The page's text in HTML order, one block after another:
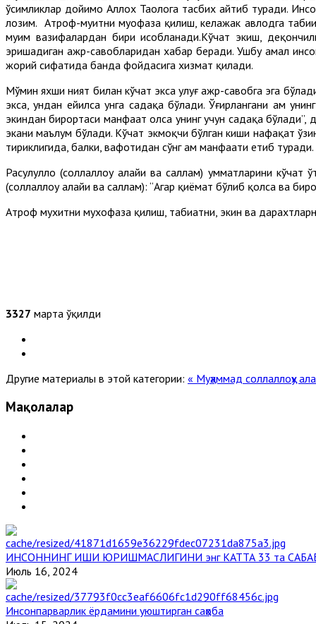
ўсимликлар дойимо Аллох Таолога тасбих айтиб туради.
лозим. Атроф-муҳитни муҳофаза қилиш, келажак авлодга
муҳим вазифалардан бири ҳисобланади.Кўчат экиш,
эришадиган ажр-савобларидан хабар беради. Ушбу амал
жорий сифатида банда фойдасига хизмат қилади.
Мўмин яхши ният билан кўчат экса улуғ ажр-савобга эга
экса, ундан ейилса унга садақа бўлади. Ўғирлангани ҳам
экиндан бирортаси манфаат олса унинг учун садақа
экани маълум бўлади. Кўчат экмоқчи бўлган киши нафақат
тириклигида, балки, вафотидан сўнг ҳам манфаати етиб туради.
Расулуллоҳ (соллаллоҳу алайҳи ва саллам) умматларини
(соллаллоҳу алайҳи ва саллам): “Агар қиёмат бўлиб қолса ва
Атроф мухитни мухофаза қилиш, табиатни, экин ва
3327 марта ўқилди
Другие материалы в этой категории: « Муҳаммад соллаллоҳу
Мақолалар
ИНСОННИНГ ИШИ ЮРИШМАСЛИГИНИ энг КАТТА 33 та
Июль 16, 2024
Инсонпарварлик ёрдамини уюштирган саҳоба